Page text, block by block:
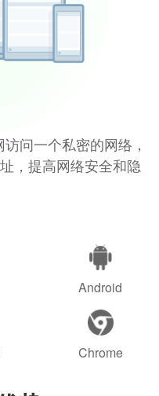
问一个私密的网络，
，提高网络安全和隐
Android
Chrome